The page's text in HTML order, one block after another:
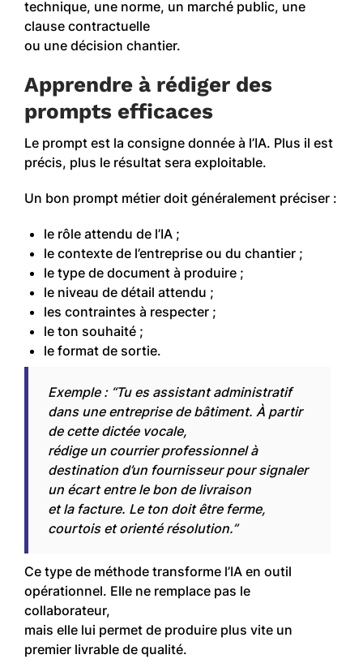
technique, une norme, un marché public, une
clause contractuelle
ou une décision chantier.
Apprendre à rédiger des
prompts efficaces
Le prompt est la consigne donnée à l’IA. Plus il est
précis, plus le résultat sera exploitable.
Un bon prompt métier doit généralement préciser :
le rôle attendu de l’IA ;
le contexte de l’entreprise ou du chantier ;
le type de document à produire ;
le niveau de détail attendu ;
les contraintes à respecter ;
le ton souhaité ;
le format de sortie.
Exemple : “Tu es assistant administratif
dans une entreprise de bâtiment. À partir
de cette dictée vocale,
rédige un courrier professionnel à
destination d’un fournisseur pour signaler
un écart entre le bon de livraison
et la facture. Le ton doit être ferme,
courtois et orienté résolution.”
Ce type de méthode transforme l’IA en outil
opérationnel. Elle ne remplace pas le
collaborateur,
mais elle lui permet de produire plus vite un
premier livrable de qualité.